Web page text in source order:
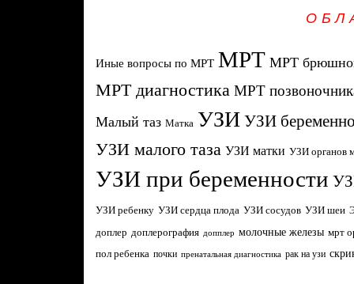
Иные вопросы по МРТ МРТ МРТ
МРТ диагностика МРТ
Малый таз Матка УЗИ УЗИ
УЗИ малого таза УЗИ матки УЗИ органов
УЗИ при беременности
УЗИ ребенку УЗИ сердца плода УЗИ сосудов УЗИ шеи
доплер доплерография допплер молочные железы мрт
пол ребенка почки пренатальная диагностика рак на узи